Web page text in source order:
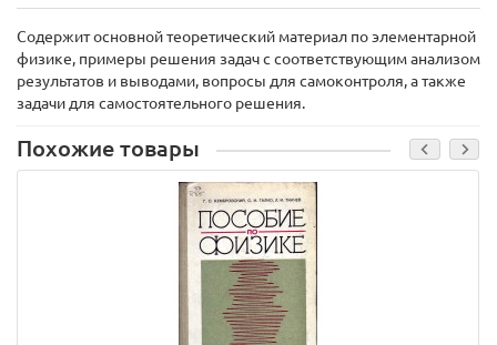
Содержит основной теоретический материал по элементарной
физике, примеры решения задач с соответствующим анализом
результатов и выводами, вопросы для самоконтроля, а также
задачи для самостоятельного решения.
Похожие товары